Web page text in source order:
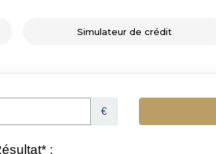
Simulateur de crédit